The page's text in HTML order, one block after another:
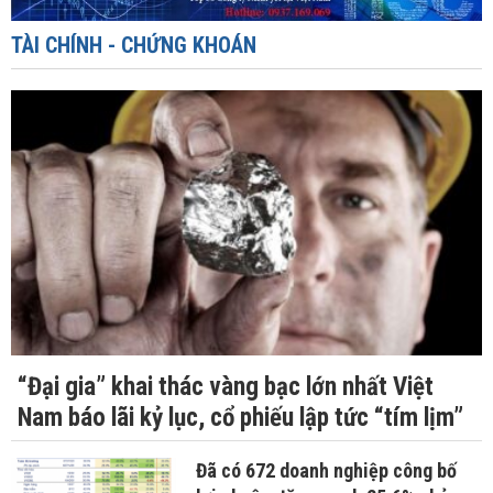
TÀI CHÍNH - CHỨNG KHOÁN
“Đại gia” khai thác vàng bạc lớn nhất Việt
Nam báo lãi kỷ lục, cổ phiếu lập tức “tím lịm”
Đã có 672 doanh nghiệp công bố